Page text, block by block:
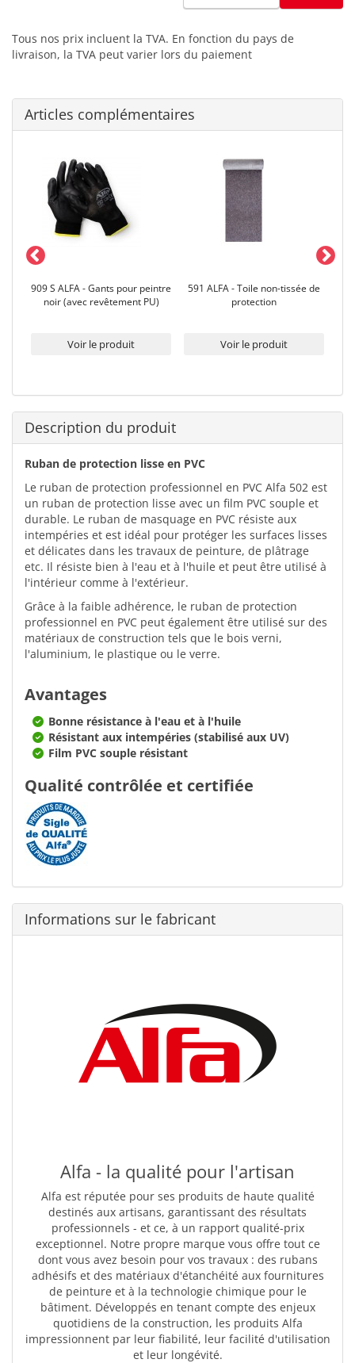
Tous nos prix incluent la TVA. En fonction du pays de
livraison, la TVA peut varier lors du paiement
Articles complémentaires
909 S ALFA - Gants pour peintre
noir (avec revêtement PU)
Voir le produit
591 ALFA - Toile non-tissée de
protection
Voir le produit
Description du produit
Ruban de protection lisse en PVC
Le ruban de protection professionnel en PVC Alfa 502 est
un ruban de protection lisse avec un film PVC souple et
durable. Le ruban de masquage en PVC résiste aux
intempéries et est idéal pour protéger les surfaces lisses
et délicates dans les travaux de peinture, de plâtrage
etc. Il résiste bien à l'eau et à l'huile et peut être utilisé à
l'intérieur comme à l'extérieur.
Grâce à la faible adhérence, le ruban de protection
professionnel en PVC peut également être utilisé sur des
matériaux de construction tels que le bois verni,
l'aluminium, le plastique ou le verre.
Avantages
Bonne résistance à l'eau et à l'huile
Résistant aux intempéries (stabilisé aux UV)
Film PVC souple résistant
Qualité contrôlée et certifiée
Informations sur le fabricant
Alfa - la qualité pour l'artisan
Alfa est réputée pour ses produits de haute qualité
destinés aux artisans, garantissant des résultats
professionnels - et ce, à un rapport qualité-prix
exceptionnel. Notre propre marque vous offre tout ce
dont vous avez besoin pour vos travaux : des rubans
adhésifs et des matériaux d'étanchéité aux fournitures
de peinture et à la technologie chimique pour le
bâtiment. Développés en tenant compte des enjeux
quotidiens de la construction, les produits Alfa
impressionnent par leur fiabilité, leur facilité d'utilisation
et leur longévité.